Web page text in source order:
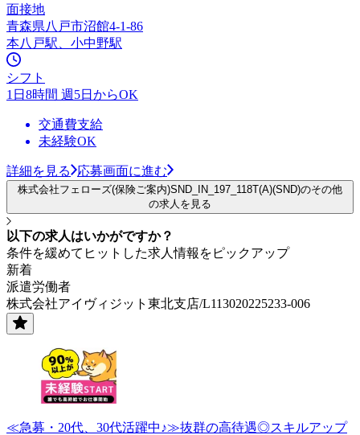
面接地
青森県八戸市沼館4-1-86
本八戸駅、小中野駅
シフト
1日8時間 週5日からOK
交通費支給
未経験OK
詳細を見る 応募画面に進む
株式会社フェローズ(保険ご案内)SND_IN_197_118T(A)(SND)のその他
の求人を見る
以下の求人はいかがですか？
条件を緩めてヒットした求人情報をピックアップ
新着
派遣労働者
株式会社アイヴィジット東北支店/L113020225233-006
≪急募・20代、30代活躍中♪≫抜群の高待遇◎スキルアップ